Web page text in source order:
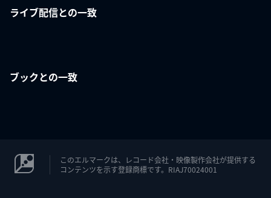
ライブ配信との一致
ブックとの一致
このエルマークは、レコード会社・映像製作会社が提供する
コンテンツを示す登録商標です。RIAJ70024001